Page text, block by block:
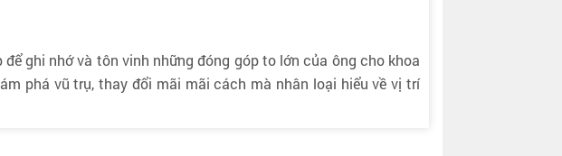
ghi nhớ và tôn vinh những đóng góp to lớn của ông cho khoa
phá vũ trụ, thay đổi mãi mãi cách mà nhân loại hiểu về vị trí